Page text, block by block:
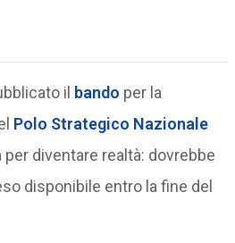
il bando per la
Polo Strategico Nazionale
per diventare realtà: dovrebbe
disponibile entro la fine del